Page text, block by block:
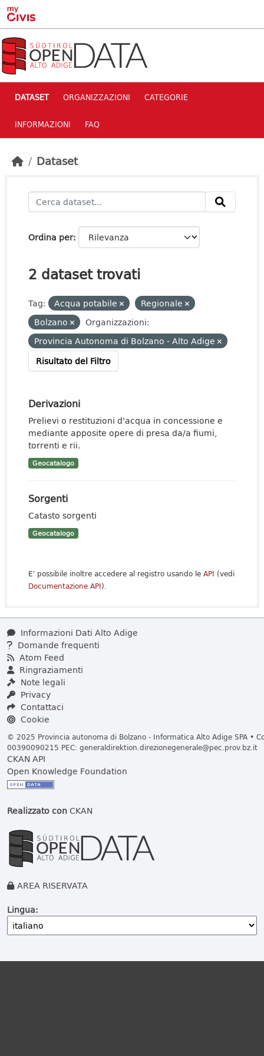
Skip to main content
DATASET ORGANIZZAZIONI CATEGORIE
INFORMAZIONI FAQ
Dataset
Ordina per
2 dataset trovati
Tag: Acqua potabile
Regionale
Bolzano
Organizzazioni:
Provincia Autonoma di Bolzano - Alto Adige
Risultato del Filtro
Derivazioni
Prelievi o restituzioni d'acqua in concessione e
mediante apposite opere di presa da/a fiumi,
torrenti e rii.
Geocatalogo
Sorgenti
Catasto sorgenti
Geocatalogo
E' possibile inoltre accedere al registro usando le API (vedi
Documentazione API).
Informazioni Dati Alto Adige
Domande frequenti
Atom Feed
Ringraziamenti
Note legali
Privacy
Contattaci
Cookie
© 2025 Provincia autonoma di Bolzano - Informatica Alto Adige SPA •
00390090215 PEC: generaldirektion.direzionegenerale@pec.prov.bz.it
CKAN API
Open Knowledge Foundation
Realizzato conCKAN
AREA RISERVATA
Lingua